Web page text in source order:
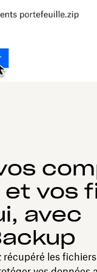
vos
avec
récupéré les